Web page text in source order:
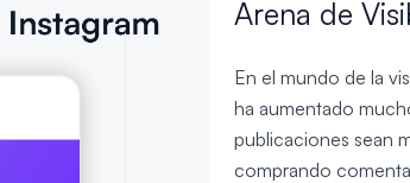
Arena de
En el mundo de la
ha aumentado
publicaciones sean
comprando